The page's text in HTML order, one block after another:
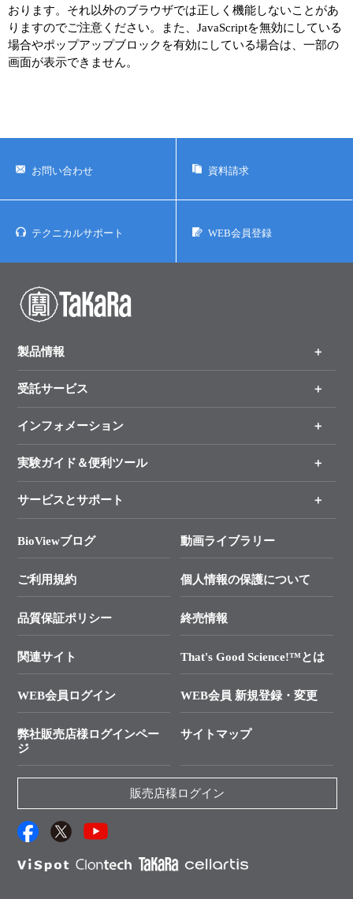
おります。それ以外のブラウザでは正しく機能しないことがあ
りますのでご注意ください。また、JavaScriptを無効にしている
場合やポップアップブロックを有効にしている場合は、一部の
画面が表示できません。
お問い合わせ 資料請求
テクニカルサポート WEB会員登録
製品情報
製品一覧
手法から製品を探す
新製品情報
受託サービス
オンライン注文
インフォメーション
キャンペーン
タカラバイオ各種会員募集のお知らせ
終売製品のお知らせ
価格改定のご案内
タカラバイオ発表文献
実験ガイド＆便利ツール
リアルタイムPCR実験のススメ
幹細胞・再生医療研究ガイド
クローニング実験ガイド
SMARTer NGSポータルサイト
プライマー設計
制限酵素切断サイトの検索
ユーザーズボイス集
エピジェネティクス実験ガイド
抗体検索サイト
サービスとサポート
総合お問い合わせ
├ 実験コンシェルジュ
├ 受託サービスお問い合わせ
└ カスタム製造お問い合わせ
資料請求 機器関連
資料請求 受託関連
資料請求 核酸抽出・精製カタログ
サンプル請求一覧
BioViewブログ 動画ライブラリー
ご利用規約 個人情報の保護について
品質保証ポリシー 終売情報
関連サイト That's Good Science!™とは
WEB会員ログイン WEB会員 新規登録・変更
弊社販売店様ログインペー
ジ
サイトマップ
販売店様ログイン